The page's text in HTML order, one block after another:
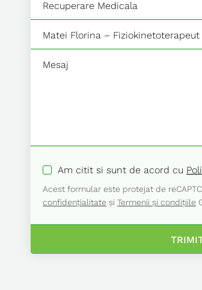
Am citit si sunt de acord cu
Acest formular este protejat de
confidențialitate și Termenii și condițiile